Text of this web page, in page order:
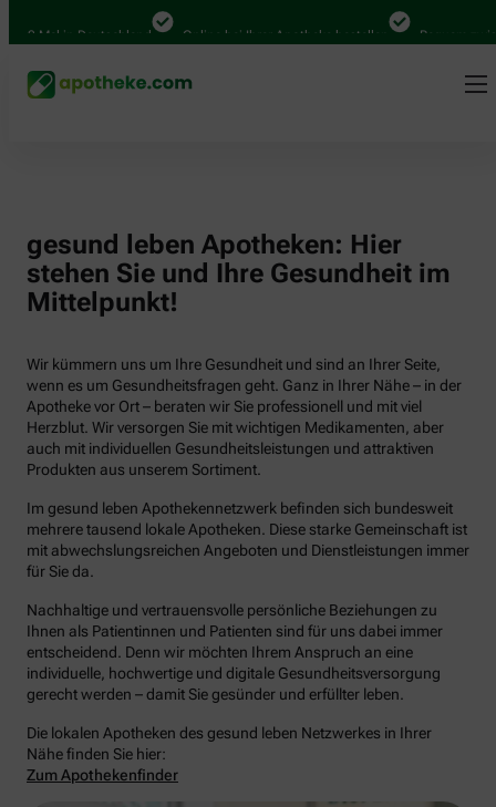
Mal in Deutschland Online bei Ihrer Apotheke bestellen Bequem
gesund leben Apotheken: Hier
stehen Sie und Ihre Gesundheit im
Mittelpunkt!
Wir kümmern uns um Ihre Gesundheit und sind an Ihrer Seite,
wenn es um Gesundheitsfragen geht. Ganz in Ihrer Nähe – in der
Apotheke vor Ort – beraten wir Sie professionell und mit viel
Herzblut. Wir versorgen Sie mit wichtigen Medikamenten, aber
auch mit individuellen Gesundheitsleistungen und attraktiven
Produkten aus unserem Sortiment.
Im gesund leben Apothekennetzwerk befinden sich bundesweit
mehrere tausend lokale Apotheken. Diese starke Gemeinschaft ist
mit abwechslungsreichen Angeboten und Dienstleistungen immer
für Sie da.
Nachhaltige und vertrauensvolle persönliche Beziehungen zu
Ihnen als Patientinnen und Patienten sind für uns dabei immer
entscheidend. Denn wir möchten Ihrem Anspruch an eine
individuelle, hochwertige und digitale Gesundheitsversorgung
gerecht werden – damit Sie gesünder und erfüllter leben.
Die lokalen Apotheken des gesund leben Netzwerkes in Ihrer
Nähe finden Sie hier:
Zum Apothekenfinder